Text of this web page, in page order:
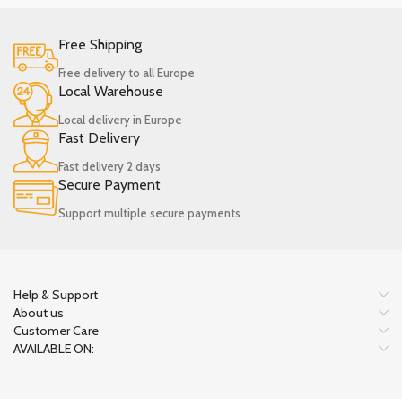
Free Shipping
Free delivery to all Europe
Local Warehouse
Local delivery in Europe
Fast Delivery
Fast delivery 2 days
Secure Payment
Support multiple secure payments
Help & Support
About us
Customer Care
AVAILABLE ON: